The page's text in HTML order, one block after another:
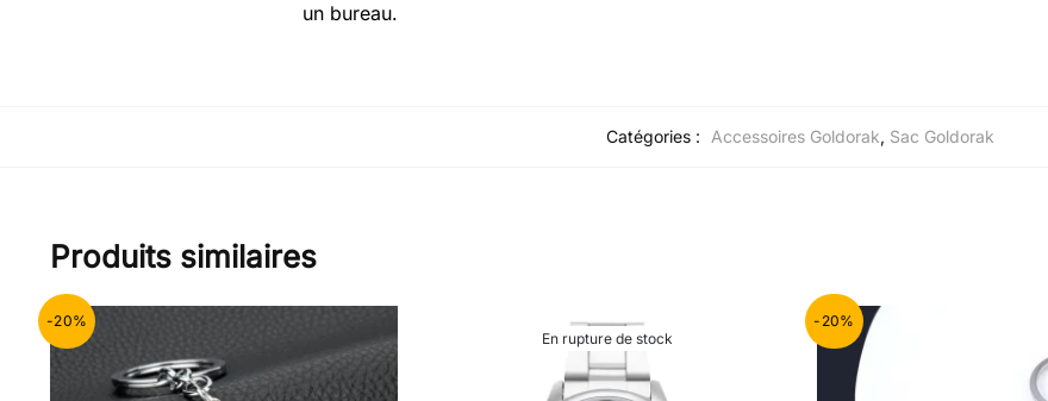
un bureau.
Catégories : Accessoires Goldorak, Sac Goldorak
Produits similaires
-20%
En rupture de stock
-20%